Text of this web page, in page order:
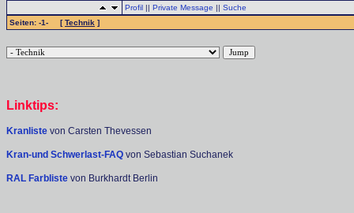
Profil || Private Message || Suche
Seiten: -1- [Technik ]
Linktips:
Kranliste von Carsten Thevessen
Kran-und Schwerlast-FAQ von Sebastian Suchanek
RAL Farbliste von Burkhardt Berlin